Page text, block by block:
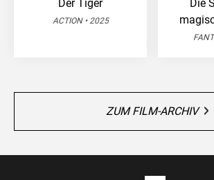
Der Tiger
ACTION • 2025
Die
ZUM FILM-ARCHIV